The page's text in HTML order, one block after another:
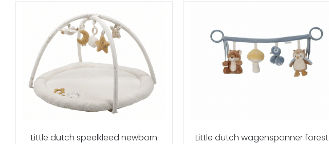
Little dutch speelkleed newborn
Little dutch wagenspanner forest